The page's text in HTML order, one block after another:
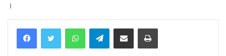
।
WhatsAppTelegramShare via Email Print